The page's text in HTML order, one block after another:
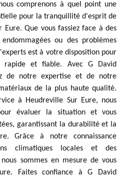
comprenons à quel point une
pour la tranquillité d'esprit de
Eure. Que vous fassiez face à des
ou des problèmes
est à votre disposition pour
et fiable. Avec G David
de notre expertise et de notre
de la plus haute qualité.
à Heudreville Sur Eure, nous
évaluer la situation et vous
garantissant la durabilité et la
Grâce à notre connaissance
climatiques locales et des
sommes en mesure de vous
Faites confiance à G David